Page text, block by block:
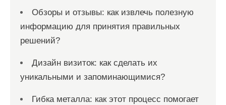
Обзоры и отзывы: как извлечь полезную
информацию для принятия правильных
решений?
Дизайн визиток: как сделать их
уникальными и запоминающимися?
Гибка металла: как этот процесс помогает